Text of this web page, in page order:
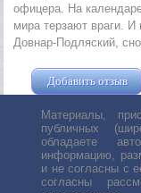
офицера. На
мира терзают враги.
Довнар-Подляский,
Добавить отзыв
Материалы,
публичных
обладаете
информацию,
и не согласны с
согласны